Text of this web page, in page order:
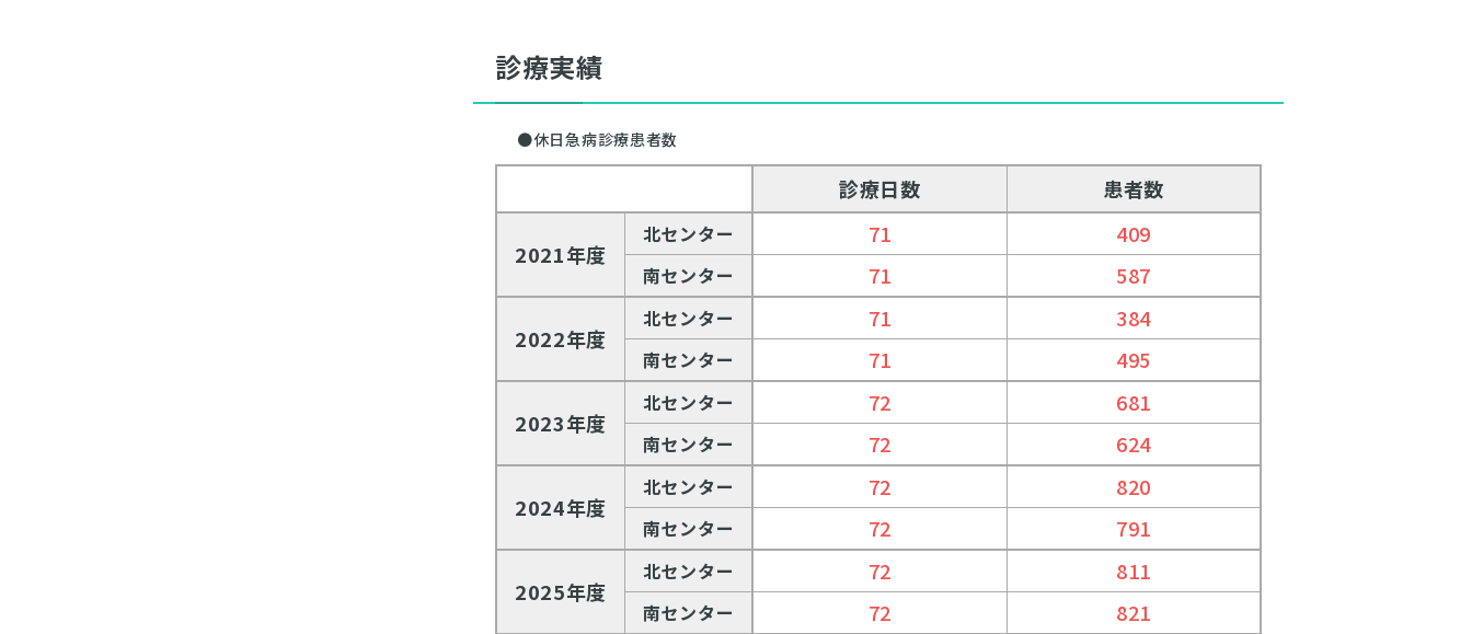
診療実績
●休日急病診療患者数
診療日数 患者数
2021年度
北センター 71 409
南センター 71 587
2022年度
北センター 71 384
南センター 71 495
2023年度
北センター 72 681
南センター 72 624
2024年度
北センター 72 820
南センター 72 791
2025年度
北センター 72 811
南センター 72 821